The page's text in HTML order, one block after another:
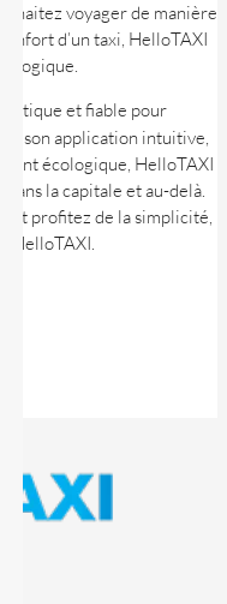
voyager de manière
d’un taxi, HelloTAXI
et fiable pour
à son application intuitive,
écologique, HelloTAXI
dans la capitale et au-delà.
et profitez de la simplicité,
HelloTAXI.